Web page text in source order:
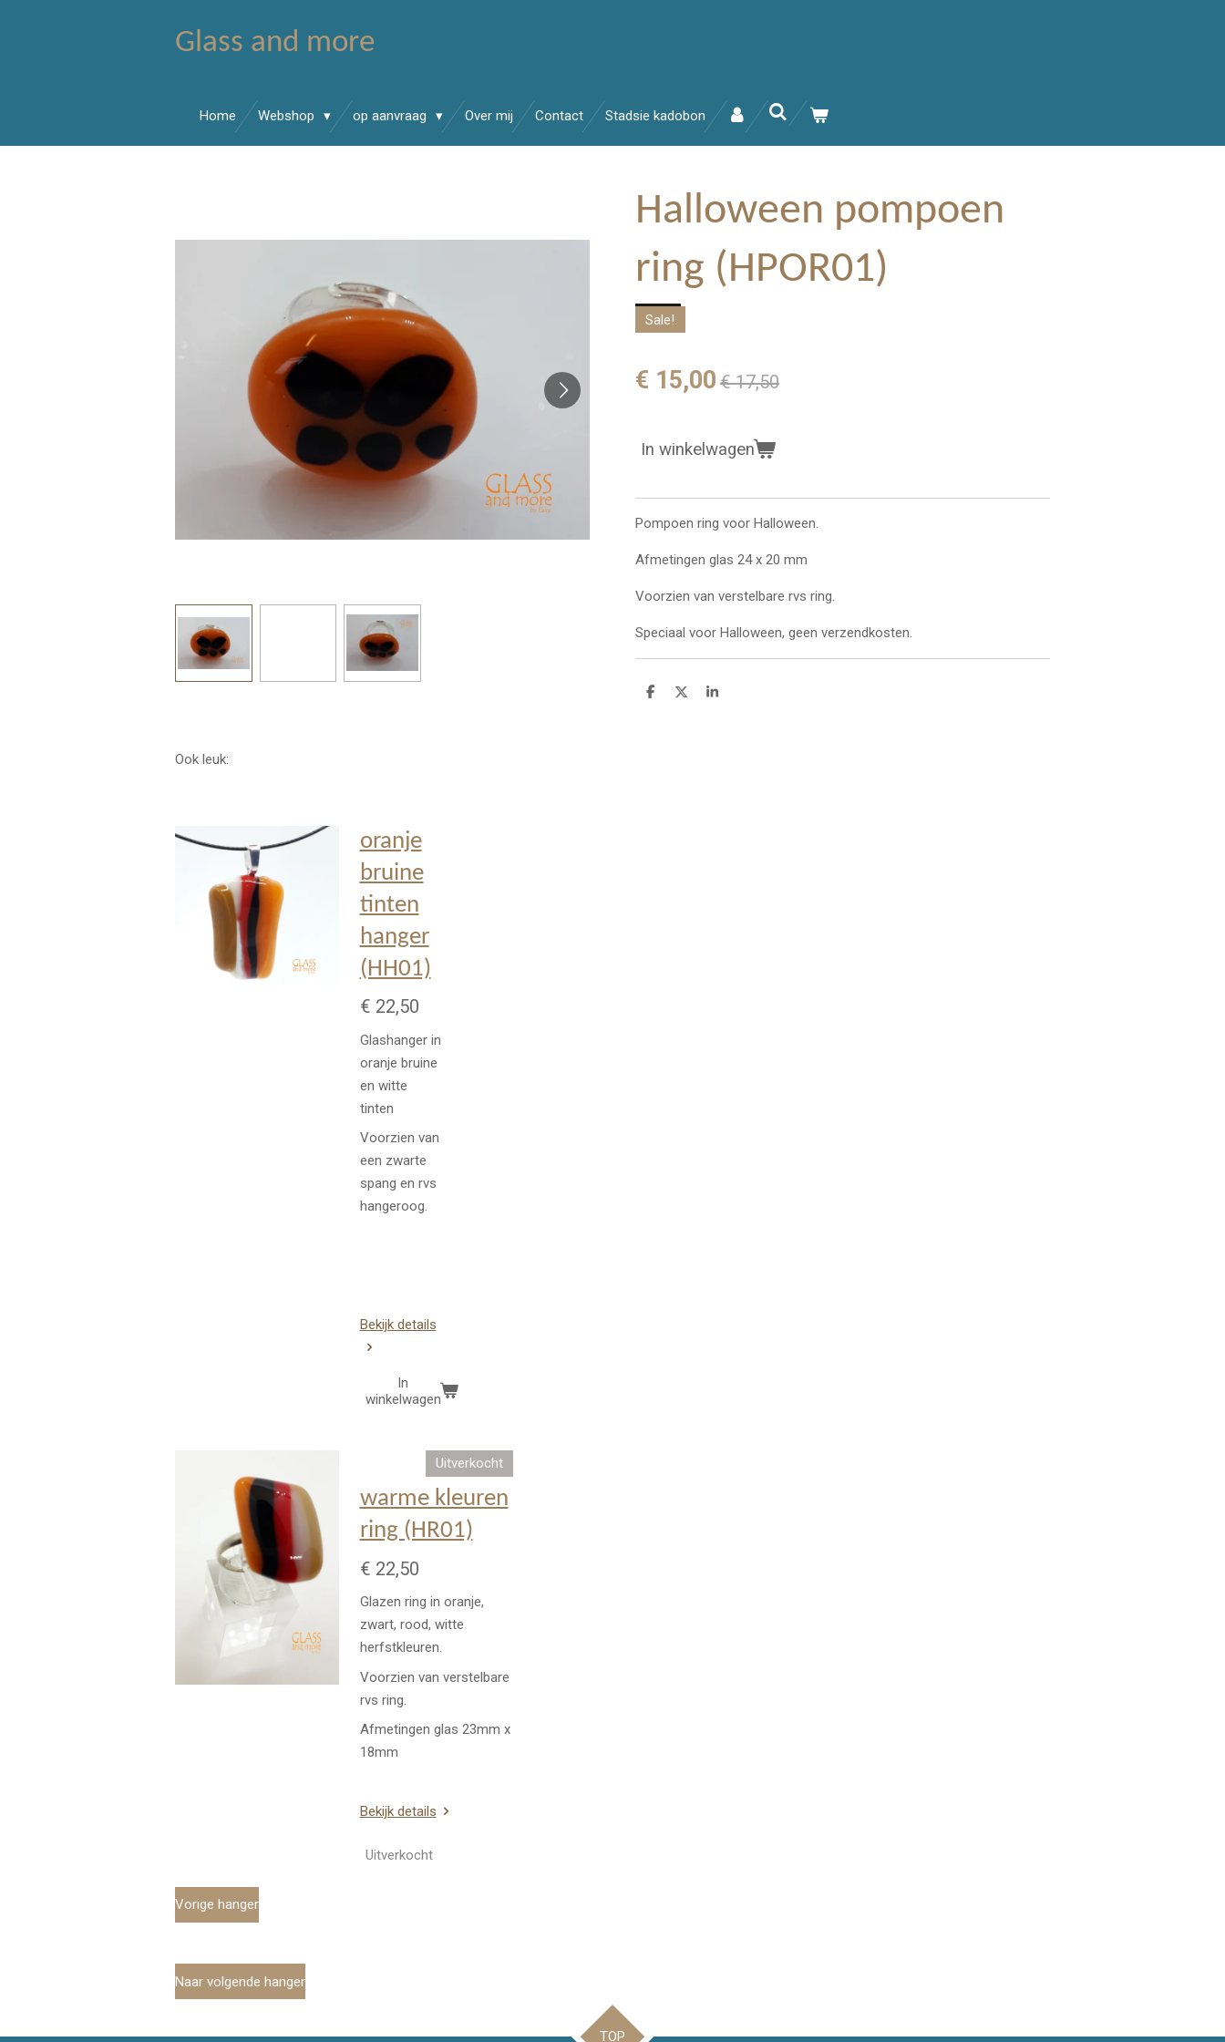
Glass and more
Home Webshop op aanvraag Over mij Contact Stadsie kadobon
Halloween pompoen
ring (HPOR01)
Sale!
€ 15,00 € 17,50
In winkelwagen
Pompoen ring voor Halloween.
Afmetingen glas 24 x 20 mm
Voorzien van verstelbare rvs ring.
Speciaal voor Halloween, geen verzendkosten.
D
D
S
Ook leuk:
oranje
bruine
tinten
hanger
(HH01)
€ 22,50
Glashanger in
oranje bruine
en witte
tinten
Voorzien van
een zwarte
spang en rvs
hangeroog.
Bekijk details
In
winkelwagen
Uitverkocht
warme kleuren
ring (HR01)
€ 22,50
Glazen ring in oranje,
zwart, rood, witte
herfstkleuren.
Voorzien van verstelbare
rvs ring.
Afmetingen glas 23mm x
18mm
Bekijk details
Uitverkocht
Vorige hanger
Naar volgende hanger
TOP